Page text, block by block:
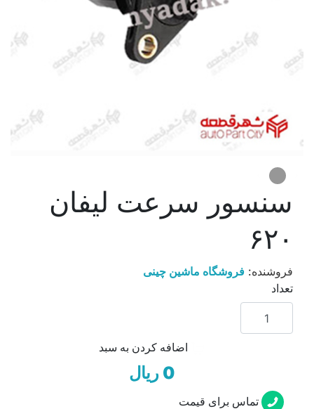
سنسور سرعت لیفان
۶۲۰
فروشنده: فروشگاه ماشین چینی
تعداد
اضافه کردن به سبد
0 ریال
تماس برای قیمت